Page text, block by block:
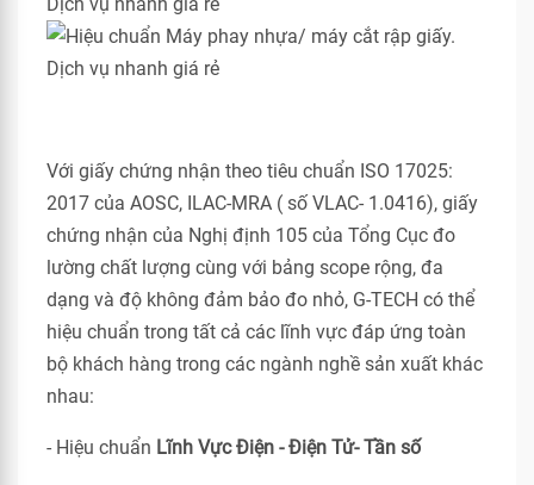
Với giấy chứng nhận theo tiêu chuẩn ISO 17025:
2017 của AOSC, ILAC-MRA ( số VLAC- 1.0416), giấy
chứng nhận của Nghị định 105 của Tổng Cục đo
lường chất lượng cùng với bảng scope rộng, đa
dạng và độ không đảm bảo đo nhỏ, G-TECH có thể
hiệu chuẩn trong tất cả các lĩnh vực đáp ứng toàn
bộ khách hàng trong các ngành nghề sản xuất khác
nhau:
- Hiệu chuẩn Lĩnh Vực Điện - Điện Tử- Tần số